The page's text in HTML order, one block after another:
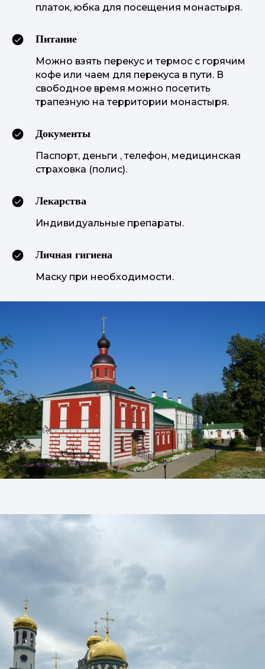
платок, юбка для посещения монастыря.
Питание
Можно взять перекус и термос с горячим
кофе или чаем для перекуса в пути. В
свободное время можно посетить
трапезную на территории монастыря.
Документы
Паспорт, деньги , телефон, медицинская
страховка (полис).
Лекарства
Индивидуальные препараты.
Личная гигиена
Маску при необходимости.